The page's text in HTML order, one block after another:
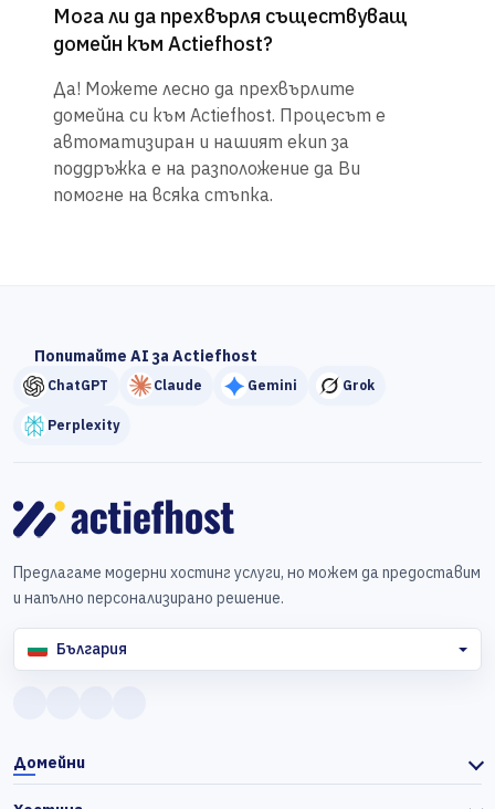
Мога ли да прехвърля съществуващ
домейн към Actiefhost?
Да! Можете лесно да прехвърлите
домейна си към Actiefhost. Процесът е
автоматизиран и нашият екип за
поддръжка е на разположение да Ви
помогне на всяка стъпка.
Попитайте AI за Actiefhost
ChatGPT Claude Gemini Grok
Perplexity
Предлагаме модерни хостинг услуги, но можем да предоставим
и напълно персонализирано решение.
България
Домейни